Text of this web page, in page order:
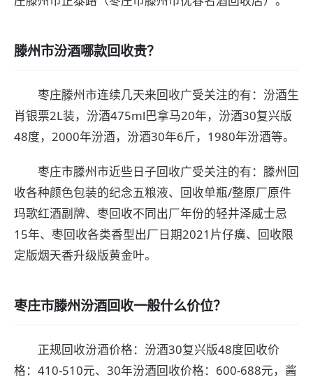
滕州市汾酒哪款回收贵？
枣庄滕州市连续几天来回收广受关注的有：汾酒生
肖银票2L装，汾酒475ml巴拿马20年，汾酒30复兴版
48度，2000年汾酒，汾酒30年6斤，1980年汾酒等。
枣庄市滕州市近些日子回收广受关注的有：滕州回
收各种颜色包装的纪念五粮液、回收单瓶/整原厂原件
玛歌红酒副牌、枣回收不同出厂年份的轻井泽威士忌
15年、枣回收各类香型出厂日期2021片仔癀、回收限
定版烟天香升级版黄金叶。
枣庄市滕州汾酒回收一般什么价位？
正规回收汾酒价格：汾酒30复兴版48度回收价
格：410-510元、30年汾酒回收价格：600-688元，酱